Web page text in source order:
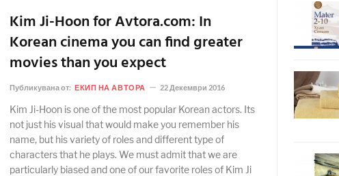
Kim Ji-Hoon for Avtora.com: In
Korean cinema you can find greater
movies than you expect
Публикувана от: ЕКИП НА АВТОРА 22 Декември 2016
Kim Ji-Hoon is one of the most popular Korean actors. Its
not just his visual that would make you remember his
name, but his variety of roles and different type of
characters that he plays. We must admit that we are
particularly biased and one of our favorite roles of Kim Ji